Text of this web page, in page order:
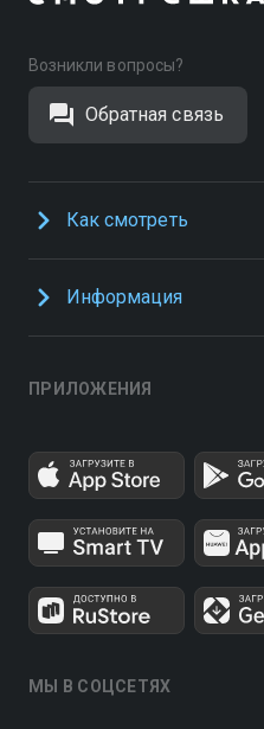
Возникли вопросы?
Обратная связь
Как смотреть
Информация
ПРИЛОЖЕНИЯ
МЫ В СОЦСЕТЯХ